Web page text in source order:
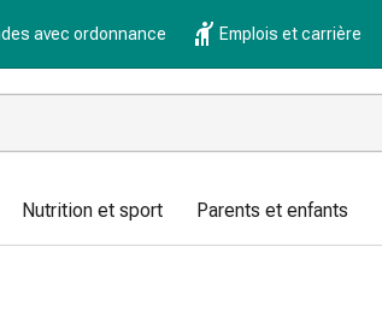
avec ordonnance Emplois et carrière
Nutrition et sport Parents et enfants